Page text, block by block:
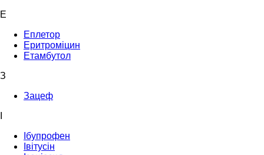
Е
Еплетор
Еритроміцин
Етамбутол
З
Зацеф
Ібупрофен
Івітусін